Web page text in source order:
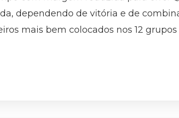
dependendo de vitória e de
mais bem colocados nos 12